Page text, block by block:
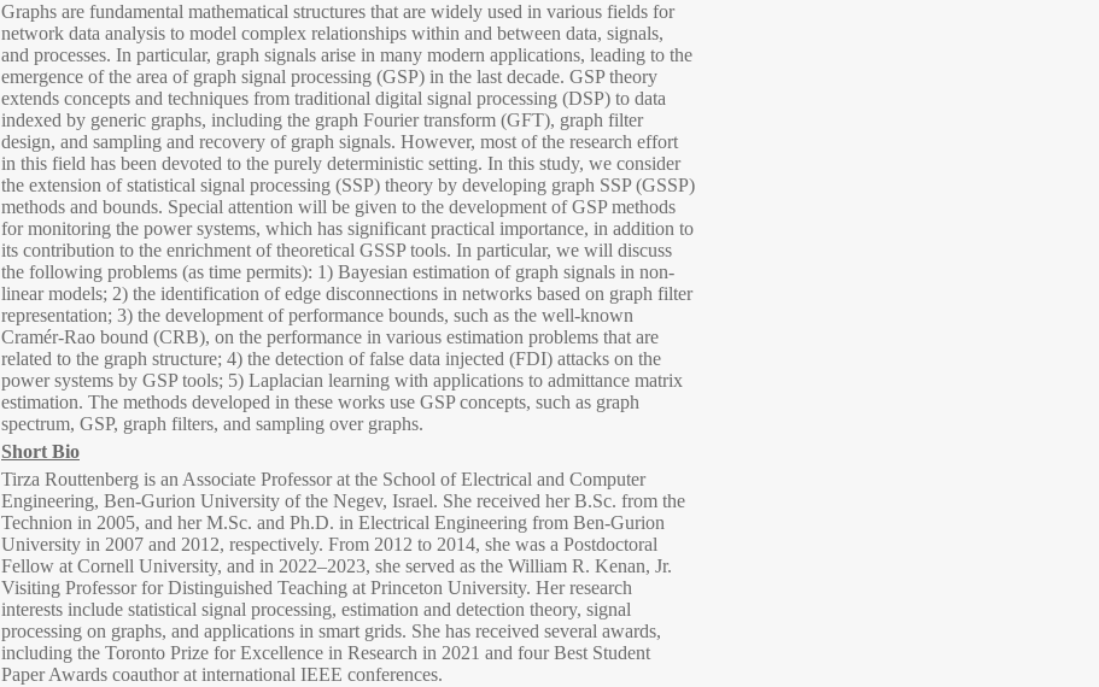
Graphs are fundamental mathematical structures that are widely used in various fields for
network data analysis to model complex relationships within and between data, signals,
and processes. In particular, graph signals arise in many modern applications, leading to the
emergence of the area of graph signal processing (GSP) in the last decade. GSP theory
extends concepts and techniques from traditional digital signal processing (DSP) to data
indexed by generic graphs, including the graph Fourier transform (GFT), graph filter
design, and sampling and recovery of graph signals. However, most of the research effort
in this field has been devoted to the purely deterministic setting. In this study, we consider
the extension of statistical signal processing (SSP) theory by developing graph SSP (GSSP)
methods and bounds. Special attention will be given to the development of GSP methods
for monitoring the power systems, which has significant practical importance, in addition to
its contribution to the enrichment of theoretical GSSP tools. In particular, we will discuss
the following problems (as time permits): 1) Bayesian estimation of graph signals in non-
linear models; 2) the identification of edge disconnections in networks based on graph filter
representation; 3) the development of performance bounds, such as the well-known
Cramér-Rao bound (CRB), on the performance in various estimation problems that are
related to the graph structure; 4) the detection of false data injected (FDI) attacks on the
power systems by GSP tools; 5) Laplacian learning with applications to admittance matrix
estimation. The methods developed in these works use GSP concepts, such as graph
spectrum, GSP, graph filters, and sampling over graphs.
Short Bio
Tirza Routtenberg is an Associate Professor at the School of Electrical and Computer
Engineering, Ben-Gurion University of the Negev, Israel. She received her B.Sc. from the
Technion in 2005, and her M.Sc. and Ph.D. in Electrical Engineering from Ben-Gurion
University in 2007 and 2012, respectively. From 2012 to 2014, she was a Postdoctoral
Fellow at Cornell University, and in 2022–2023, she served as the William R. Kenan, Jr.
Visiting Professor for Distinguished Teaching at Princeton University. Her research
interests include statistical signal processing, estimation and detection theory, signal
processing on graphs, and applications in smart grids. She has received several awards,
including the Toronto Prize for Excellence in Research in 2021 and four Best Student
Paper Awards coauthor at international IEEE conferences.